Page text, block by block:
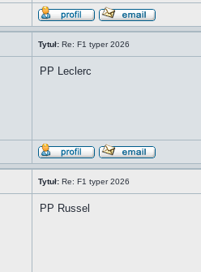
Tytuł: Re: F1 typer 2026
PP Leclerc
Tytuł: Re: F1 typer 2026
PP Russel